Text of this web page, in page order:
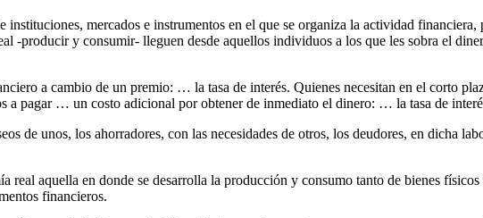
instituciones, mercados e instrumentos en el que se organiza la actividad
-producir y consumir- lleguen desde aquellos individuos a los que les sobra el
a cambio de un premio: … la tasa de interés. Quienes necesitan en el corto
pagar … un costo adicional por obtener de inmediato el dinero: … la tasa de
de unos, los ahorradores, con las necesidades de otros, los deudores, en dicha
aquella en donde se desarrolla la producción y consumo tanto de bienes
financieros.